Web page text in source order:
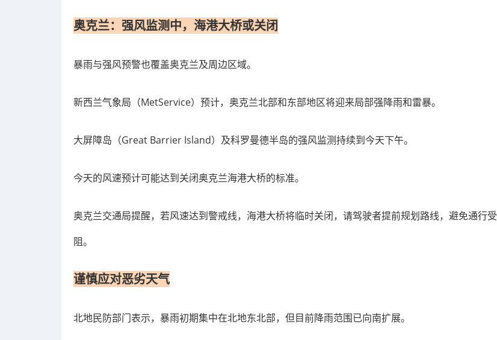
奥克兰：强风监测中，海港大桥或关闭
暴雨与强风预警也覆盖奥克兰及周边区域。
新西兰气象局（MetService）预计，奥克兰北部和东部地区将迎来局部强降雨和雷暴。
大屏障岛（Great Barrier Island）及科罗曼德半岛的强风监测持续到今天下午。
今天的风速预计可能达到关闭奥克兰海港大桥的标准。
奥克兰交通局提醒，若风速达到警戒线，海港大桥将临时关闭，请驾驶者提前规划路线，避免通行受
阻。
谨慎应对恶劣天气
北地民防部门表示，暴雨初期集中在北地东北部，但目前降雨范围已向南扩展。